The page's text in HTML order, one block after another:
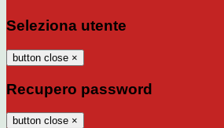
Seleziona utente
button close ×
Recupero password
button close ×